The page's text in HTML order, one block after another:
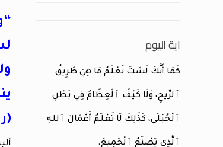
اية اليوم
كَمَا أَنَّكَ لَسْتَ تَعْلَمُ مَا هِيَ طَرِيقُ
ٱلرِّيحِ، وَلَا كَيْفَ ٱلْعِظَامُ فِي بَطْنِ
ٱلْحُبْلَى، كَذَلِكَ لَا تَعْلَمُ أَعْمَالَ ٱللهِ
ٱلَّذِي يَصْنَعُ ٱلْجَمِيعَ.